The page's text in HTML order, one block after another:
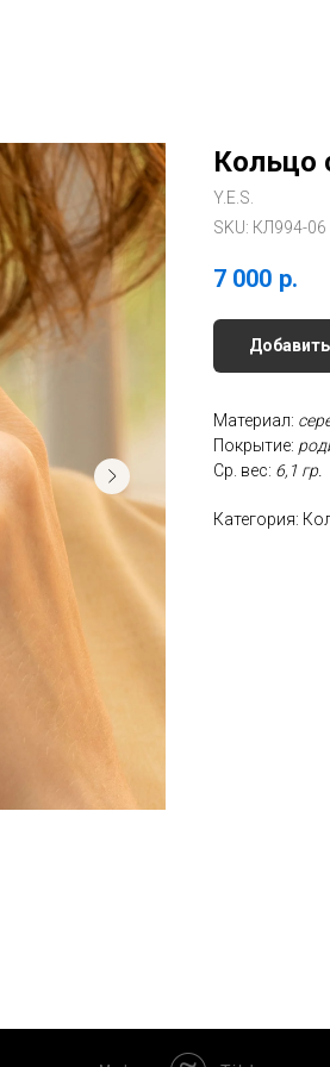
Кольцо
Y.E.S.
SKU: КЛ994-06
7 000 р.
Материал:
Покрытие:
Ср. вес: 6,1 гр.
Категория: